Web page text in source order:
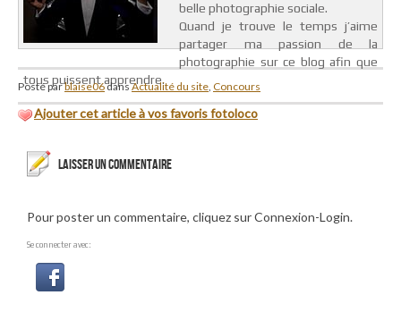
belle photographie sociale.
Quand je trouve le temps j’aime
partager ma passion de la
photographie sur ce blog afin que
tous puissent apprendre.
Posté parblaise06dansActualité du site, Concours
Ajouter cet article à vos favoris fotoloco
LAISSER UN COMMENTAIRE
Pour poster un commentaire, cliquez sur Connexion-Login.
Se connecter avec: